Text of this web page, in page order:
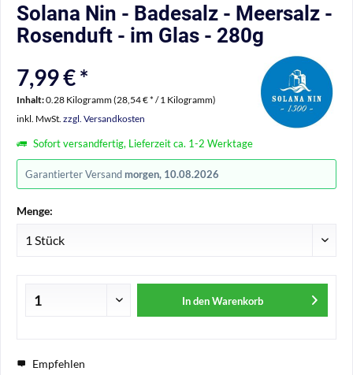
Solana Nin - Badesalz - Meersalz -
Rosenduft - im Glas - 280g
7,99 € *
Inhalt:0.28 Kilogramm (28,54 € * / 1 Kilogramm)
inkl. MwSt. zzgl. Versandkosten
Sofort versandfertig, Lieferzeit ca. 1-2 Werktage
Garantierter Versand morgen, 10.08.2026
Menge:
In den Warenkorb
Empfehlen